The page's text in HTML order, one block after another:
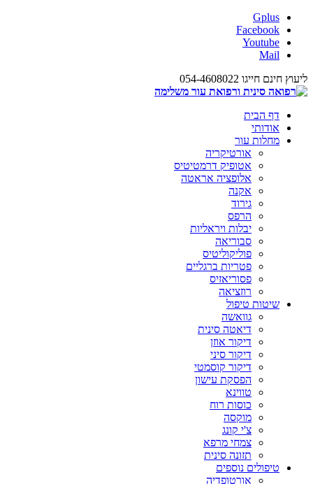
Gplus
Facebook
Youtube
Mail
ליעוץ חינם חייגו 054-4608022
דף הבית
אודותי
מחלות עור
אורטיקריה
אטופיק דרמטיטיס
אלופציה אראטה
אקנה
גירוד
הרפס
יבלות ויראליות
סבוריאה
פוליקוליטיס
פטריות ברגליים
פסוריאזיס
רוזציאה
שיטות טיפול
גוואשה
דיאטה סינית
דיקור אוזן
דיקור סיני
דיקור קוסמטי
הפסקת עישון
טווינא
כוסות רוח
מוקסה
צ'י קונג
צמחי מרפא
תזונה סינית
טיפולים נוספים
אורטופדיה